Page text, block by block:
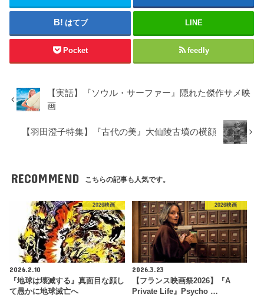
はてブ LINE
Pocket feedly
【実話】『ソウル・サーファー』隠れた傑作サメ映
画
【羽田澄子特集】『古代の美』大仙陵古墳の横顔
RECOMMEND こちらの記事も人気です。
2026映画
2026.2.10
『地球は壊滅する』真面目な顔し
て愚かに地球滅亡へ
2026映画
2026.3.23
【フランス映画祭2026】『A
Private Life』Psycho …